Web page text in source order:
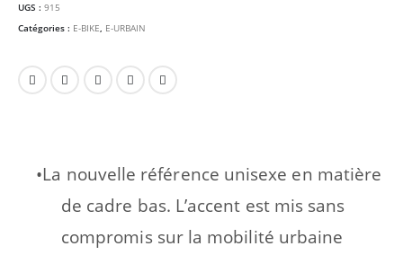
UGS : 915
Catégories : E-BIKE, E-URBAIN
•La nouvelle référence unisexe en matière
de cadre bas. L’accent est mis sans
compromis sur la mobilité urbaine